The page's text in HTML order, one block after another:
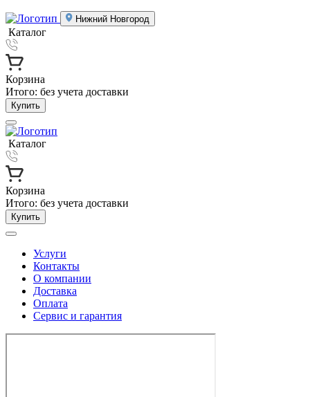
Нижний Новгород
Каталог
Корзина
Итого: без учета доставки
Купить
Каталог
Корзина
Итого: без учета доставки
Купить
Услуги
Контакты
О компании
Доставка
Оплата
Сервис и гарантия